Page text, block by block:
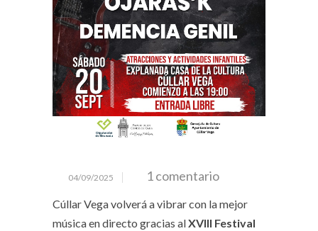
04/09/2025 1 comentario
Cúllar Vega volverá a vibrar con la mejor
música en directo gracias alXVIII Festival